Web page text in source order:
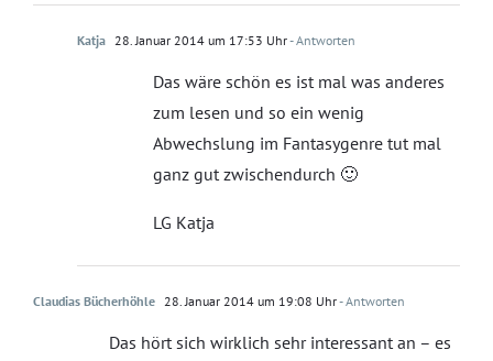
Katja 28. Januar 2014 um 17:53 Uhr- Antworten
Das wäre schön es ist mal was anderes
zum lesen und so ein wenig
Abwechslung im Fantasygenre tut mal
ganz gut zwischendurch 🙂
LG Katja
Claudias Bücherhöhle 28. Januar 2014 um 19:08 Uhr- Antworten
Das hört sich wirklich sehr interessant an – es